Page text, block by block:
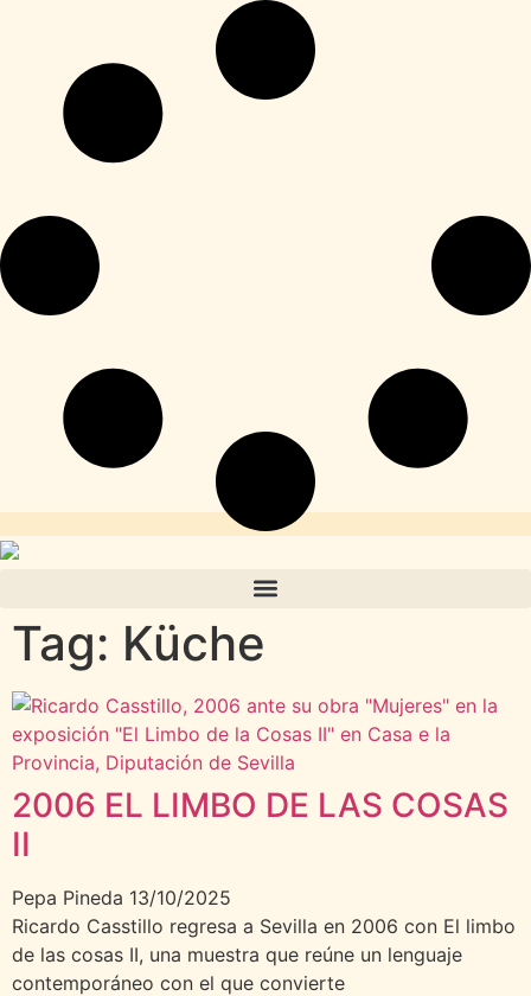
Tag: Küche
2006 EL LIMBO DE LAS COSAS
II
Pepa Pineda 13/10/2025
Ricardo Casstillo regresa a Sevilla en 2006 con El limbo
de las cosas II, una muestra que reúne un lenguaje
contemporáneo con el que convierte